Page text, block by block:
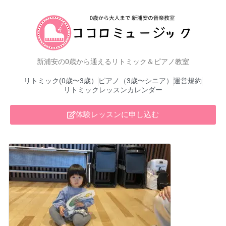
新浦安の0歳から通えるリトミック＆ピアノ教室
リトミック(0歳〜3歳） ピアノ（3歳〜シニア） 運営規約
リトミックレッスンカレンダー
体験レッスンに申し込む